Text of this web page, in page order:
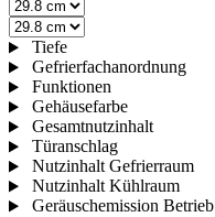
Tiefe
Gefrierfachanordnung
Funktionen
Gehäusefarbe
Gesamtnutzinhalt
Türanschlag
Nutzinhalt Gefrierraum
Nutzinhalt Kühlraum
Geräuschemission Betrieb